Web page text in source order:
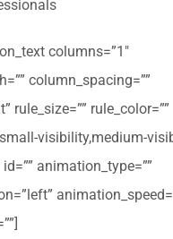
columns=”1″
column_spacing=””
rule_size=”” rule_color=””
visibility,medium-
animation_type=””